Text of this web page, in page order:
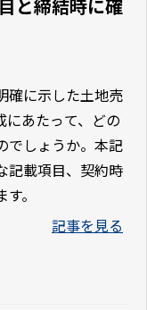
と締結時に確
確に示した土地売
にあたって、どの
でしょうか。本記
記載項目、契約時
。
記事を見る